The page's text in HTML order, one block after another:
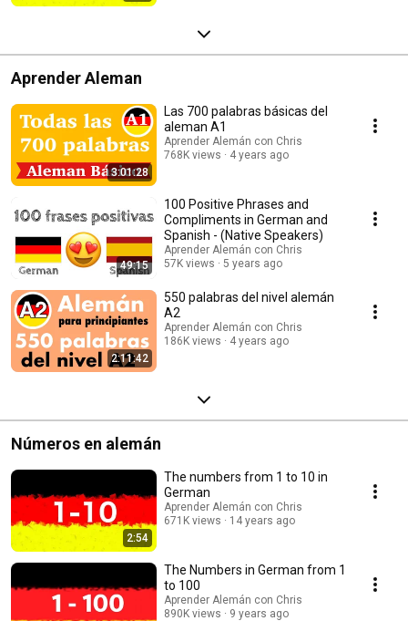
Aprender Aleman
3:01:28
Las 700 palabras básicas del
aleman A1
Aprender Alemán con Chris
768K views
4 years ago
49:15
100 Positive Phrases and
Compliments in German and
Spanish - (Native Speakers)
Aprender Alemán con Chris
57K views
5 years ago
2:11:42
550 palabras del nivel alemán
A2
Aprender Alemán con Chris
186K views
4 years ago
Números en alemán
2:54
The numbers from 1 to 10 in
German
Aprender Alemán con Chris
671K views
14 years ago
The Numbers in German from 1
to 100
Aprender Alemán con Chris
890K views
9 years ago